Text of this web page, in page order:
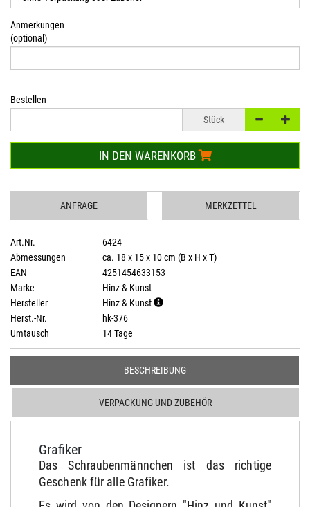
Anmerkungen
(optional)
Bestellen
Stück
IN DEN WARENKORB
ANFRAGE MERKZETTEL
Art.Nr.
6424
Abmessungen
ca. 18 x 15 x 10 cm (B x H x T)
EAN
4251454633153
Marke
Hinz & Kunst
Hersteller
Hinz & Kunst
Herst.-Nr.
hk-376
Umtausch
14 Tage
BESCHREIBUNG
VERPACKUNG UND ZUBEHÖR
Grafiker
Das Schraubenmännchen ist das richtige
Geschenk für alle Grafiker.